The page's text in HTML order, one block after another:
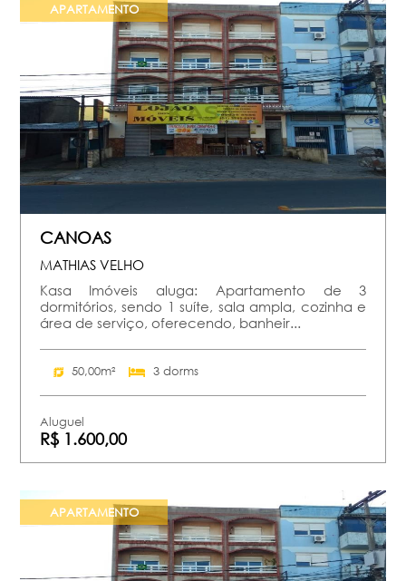
APARTAMENTO
CANOAS
MATHIAS VELHO
Kasa Imóveis aluga: Apartamento de 3
dormitórios, sendo 1 suíte, sala ampla, cozinha e
área de serviço, oferecendo, banheir...
50,00m² 3 dorms
Aluguel
R$ 1.600,00
APARTAMENTO